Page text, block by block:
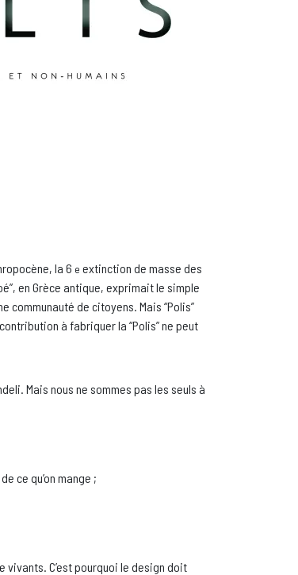
la 6 e extinction de masse des
en Grèce antique, exprimait le simple
de citoyens. Mais “Polis”
à fabriquer la “Polis” ne peut
Mais nous ne sommes pas les seuls à
ce qu’on mange ;
C’est pourquoi le design doit